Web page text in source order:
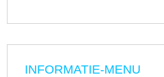
INFORMATIE-MENU